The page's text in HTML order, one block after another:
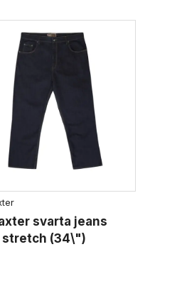
svarta jeans
stretch (34\")